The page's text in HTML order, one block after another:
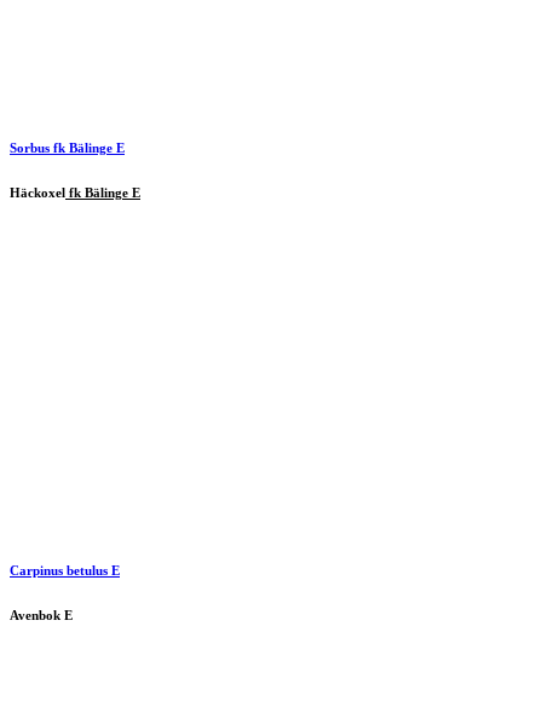
Sorbus fk Bälinge E
Häckoxel fk Bälinge E
Carpinus betulus E
Avenbok E